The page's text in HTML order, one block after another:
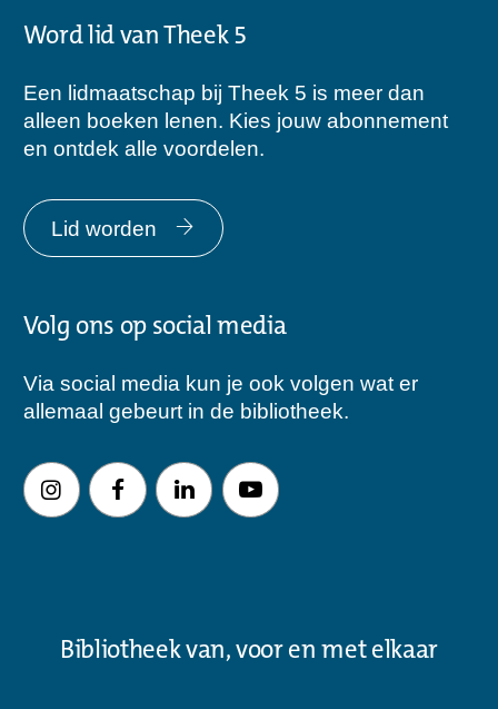
Word lid van Theek 5
Een lidmaatschap bij Theek 5 is meer dan
alleen boeken lenen. Kies jouw abonnement
en ontdek alle voordelen.
Lid worden
Volg ons op social media
Via social media kun je ook volgen wat er
allemaal gebeurt in de bibliotheek.
Bibliotheek van, voor en met elkaar